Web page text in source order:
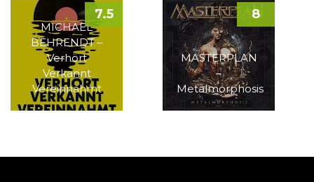
MICHAEL
BEHRENDT –
Verhört
Verkannt
Vereinnahmt
7.5
MASTERPLAN
–
Metalmorphosis
8